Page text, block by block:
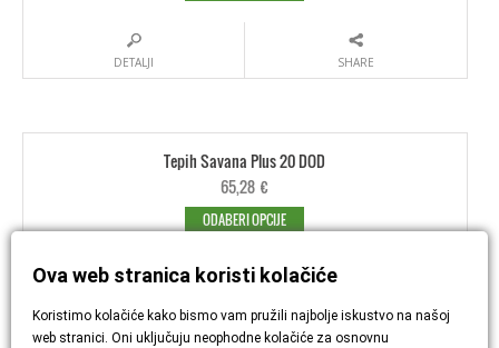
DETALJI SHARE
Tepih Savana Plus 20 DOD
65,28 €
ODABERI OPCIJE
Ova web stranica koristi kolačiće
Koristimo kolačiće kako bismo vam pružili najbolje iskustvo na našoj
web stranici. Oni uključuju neophodne kolačiće za osnovnu